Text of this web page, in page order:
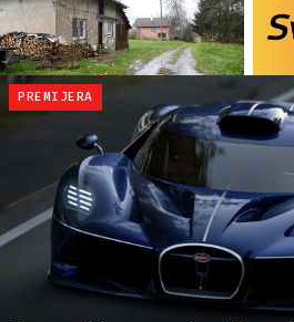
PREMIJERA